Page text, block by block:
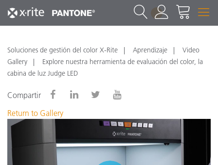
1
Soluciones de gestión del color X-Rite Aprendizaje
Video
Gallery
Explore nuestra herramienta de evaluación del color, la
cabina de luz Judge LED
Compartir
Return to Gallery